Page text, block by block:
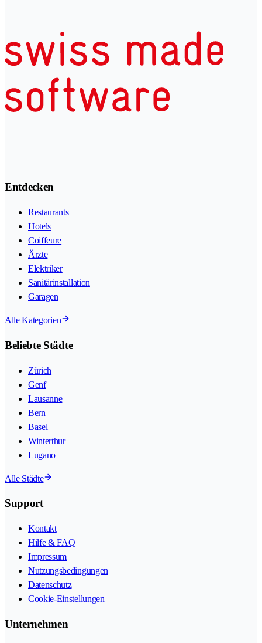
Entdecken
Restaurants
Hotels
Coiffeure
Ärzte
Elektriker
Sanitärinstallation
Garagen
Alle Kategorien
Beliebte Städte
Zürich
Genf
Lausanne
Bern
Basel
Winterthur
Lugano
Alle Städte
Support
Kontakt
Hilfe & FAQ
Impressum
Nutzungsbedingungen
Datenschutz
Cookie-Einstellungen
Unternehmen